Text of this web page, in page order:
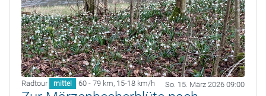
Radtour mittel 60 - 79 km, 15-18 km/h So. 15. März 2026 09:00